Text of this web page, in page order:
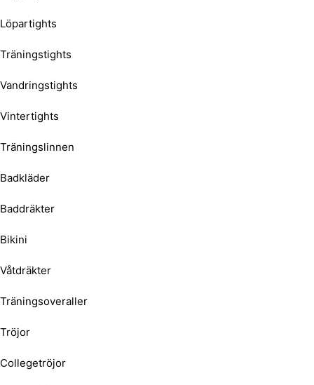
Löpartights
Träningstights
Vandringstights
Vintertights
Träningslinnen
Badkläder
Baddräkter
Bikini
Våtdräkter
Träningsoveraller
Tröjor
Collegetröjor